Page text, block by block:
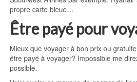
propre carte bleue…
Être payé pour
Mieux que voyager à bon prix ou
être payé à voyager? Impossible me
possible.